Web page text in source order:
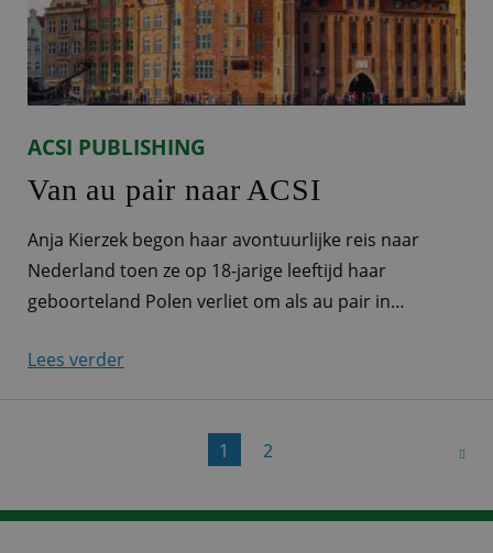
ACSI PUBLISHING
Van au pair naar ACSI
Anja Kierzek begon haar avontuurlijke reis naar
Nederland toen ze op 18-jarige leeftijd haar
geboorteland Polen verliet om als au pair in
Bilthoven, bij Utrecht, waar ze maar liefst negen jaar
woonde. In de eerste twee jaar leerde ze om het
Lees verder
1 2